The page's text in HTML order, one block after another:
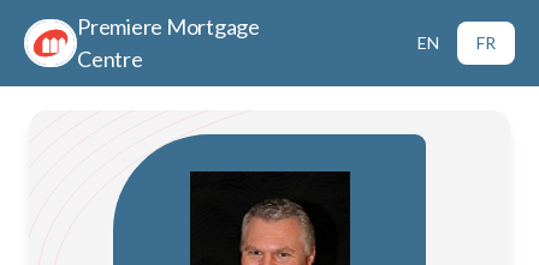
Premiere Mortgage
Centre
EN FR